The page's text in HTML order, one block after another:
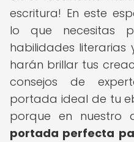
escritura! En este
lo que necesitas
habilidades literarias
harán brillar tus
consejos de
portada ideal de tu
porque en nuestro
portada perfecta